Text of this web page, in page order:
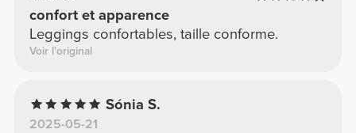
confort et apparence
Leggings confortables, taille conforme.
Voir l'original
Sónia S.
2025-05-21